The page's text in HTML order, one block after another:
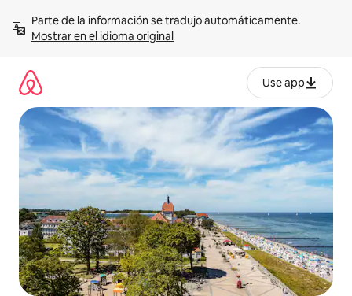
contenidoMostrar en el idioma original
Use app